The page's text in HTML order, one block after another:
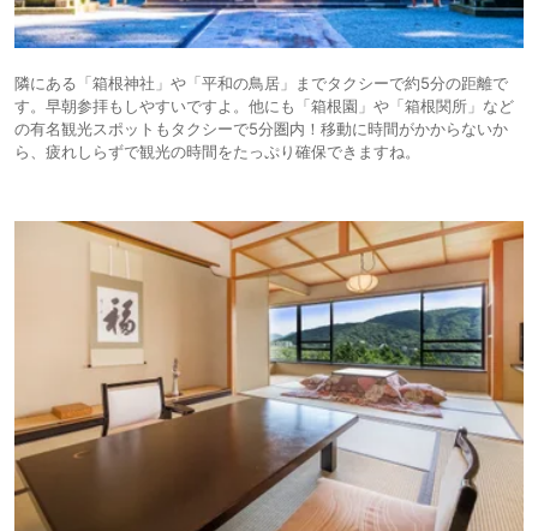
隣にある「箱根神社」や「平和の鳥居」までタクシーで約5分の距離で
す。早朝参拝もしやすいですよ。他にも「箱根園」や「箱根関所」など
の有名観光スポットもタクシーで5分圏内！移動に時間がかからないか
ら、疲れしらずで観光の時間をたっぷり確保できますね。